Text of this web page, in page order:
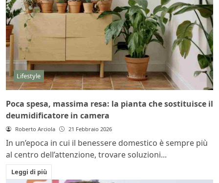
Lifestyle
Poca spesa, massima resa: la pianta che sostituisce il
deumidificatore in camera
Roberto Arciola 21 Febbraio 2026
In un’epoca in cui il benessere domestico è sempre più
al centro dell’attenzione, trovare soluzioni...
Leggi di più